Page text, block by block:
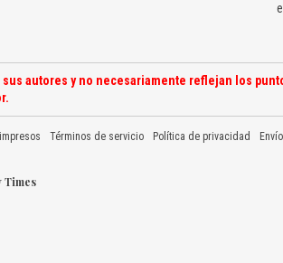
autores y no necesariamente reflejan los
Términos de servicio Política de privacidad
Times